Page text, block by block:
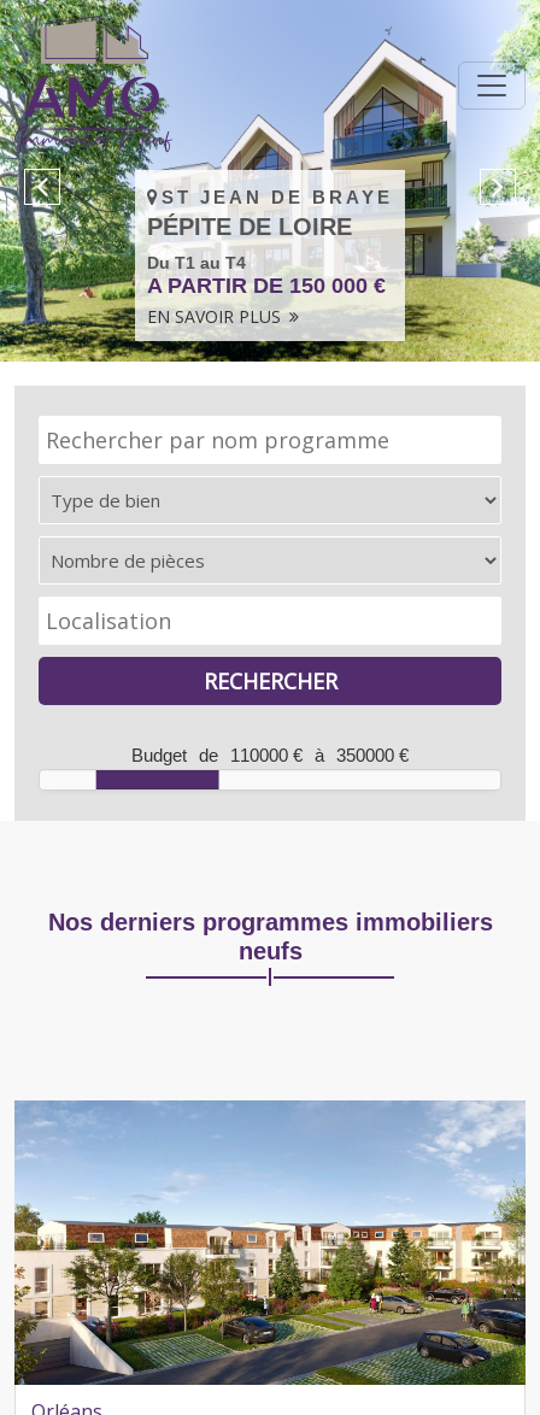
ST JEAN DE BRAYE
PÉPITE DE LOIRE
Du T1 au T4
A PARTIR DE 150 000 €
EN SAVOIR PLUS
Budget de 110000 € à 350000 €
Nos derniers programmes immobiliers
neufs
Panneau de gestion des cookies